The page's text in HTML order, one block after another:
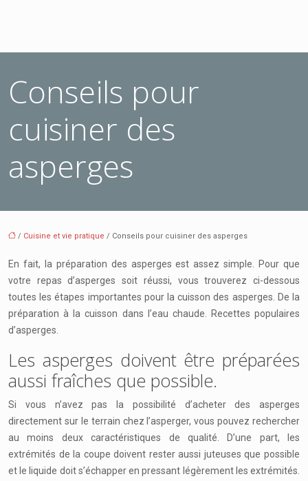
Conseils pour
cuisiner des
asperges
/ Cuisine et vie pratique / Conseils pour cuisiner des asperges
En fait, la préparation des asperges est assez simple. Pour que
votre repas d’asperges soit réussi, vous trouverez ci-dessous
toutes les étapes importantes pour la cuisson des asperges. De la
préparation à la cuisson dans l’eau chaude. Recettes populaires
d’asperges.
Les asperges doivent être préparées
aussi fraîches que possible.
Si vous n’avez pas la possibilité d’acheter des asperges
directement sur le terrain chez l’asperger, vous pouvez rechercher
au moins deux caractéristiques de qualité. D’une part, les
extrémités de la coupe doivent rester aussi juteuses que possible
et le liquide doit s’échapper en pressant légèrement les extrémités.